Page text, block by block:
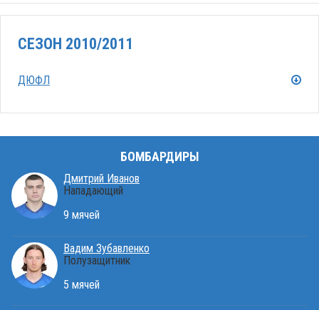
СЕЗОН 2010/2011
ДЮФЛ
БОМБАРДИРЫ
Дмитрий Иванов
Нападающий
9 мячей
Вадим Зубавленко
Полузащитник
5 мячей